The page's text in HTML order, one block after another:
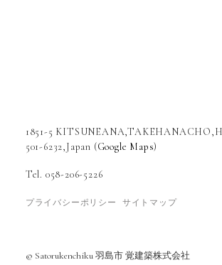
1851-5
501-6232,Japan (Google Maps)
Tel. 058-206-5226
プライバシーポリシー サイトマップ
© Satorukenchiku 羽島市 覚建築株式会社